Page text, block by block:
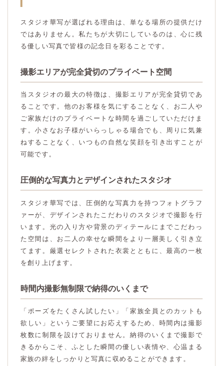
スタジオ華写が選ばれる理由は、単なる場所の提供だけ
ではありません。私たちが大切にしているのは、心に残
る優しい写真で皆様の記念日を彩ることです。
撮影エリアが完全貸切のプライベート空間
当スタジオの最大の特徴は、撮影エリアが完全貸切であ
ることです。他のお客様を気にすることなく、お二人や
ご家族だけのプライベートな時間を過ごしていただけま
す。小さなお子様がいらっしゃる場合でも、周りに気兼
ねすることなく、いつもの自然な笑顔を引き出すことが
可能です。
圧倒的な写真力とデザインされたスタジオ
スタジオ華写では、圧倒的な写真力を持つフォトグラフ
ァーが、デザインされたこだわりのスタジオで撮影を行
います。光の入り方や背景のディテールにまでこだわっ
た空間は、お二人の幸せな瞬間をより一層美しく引き立
てます。厳選セレクトされた衣裳とともに、最高の一枚
を創り上げます。
時間内撮影無制限で納得のいくまで
「ポーズをたくさん試したい」「家族全員とのカットも
欲しい」というご要望にお応えするため、時間内は撮影
枚数に制限を設けておりません。納得のいくまで撮影で
きるからこそ、ふとした瞬間の優しい表情や、心温まる
家族の絆をしっかりと写真に収めることができます。